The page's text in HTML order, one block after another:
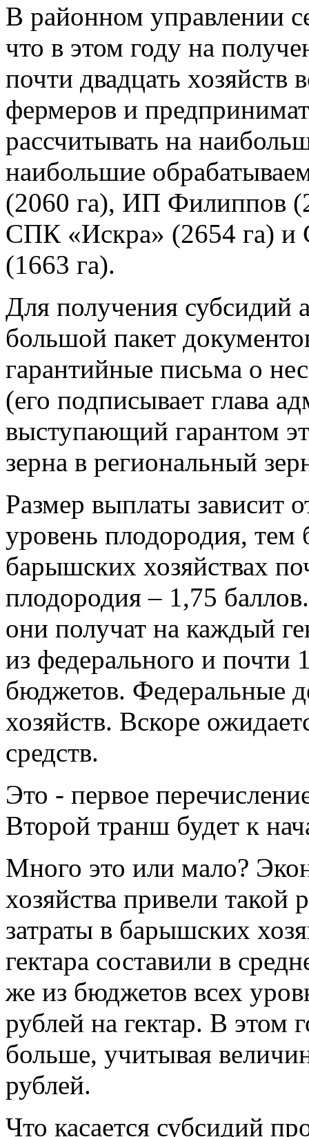
В районном управлении
что в этом году на
почти двадцать хозяйств
фермеров и
рассчитывать на
наибольшие
(2060 га), ИП Филиппов
СПК «Искра» (2654 га)
(1663 га).
Для получения субсидий
большой пакет
гарантийные письма о
(его подписывает глава
выступающий гарантом
зерна в региональный
Размер выплаты зависит
уровень плодородия, тем
барышских хозяйствах
плодородия – 1,75
они получат на каждый
из федерального и почти
бюджетов. Федеральные
хозяйств. Вскоре
средств.
Это - первое
Второй транш будет к
Много это или мало?
хозяйства привели такой
затраты в барышских
гектара составили в
же из бюджетов всех
рублей на гектар. В этом
больше, учитывая
рублей.
Что касается субсидий